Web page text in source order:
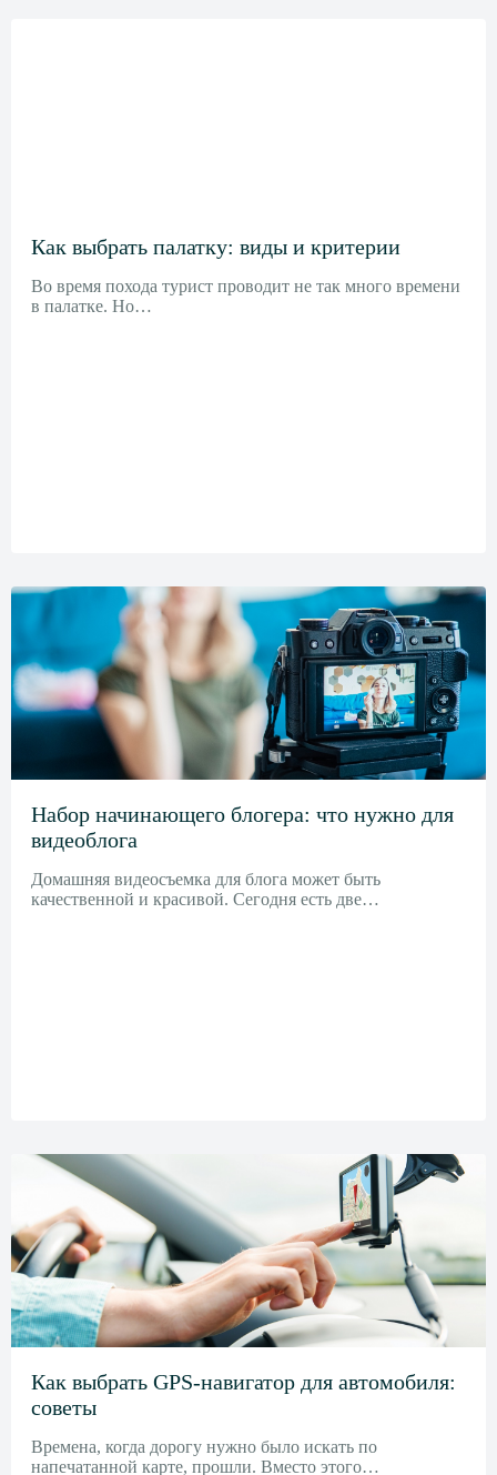
Как выбрать палатку: виды и критерии
Во время похода турист проводит не так много времени
в палатке. Но…
Набор начинающего блогера: что нужно для
видеоблога
Домашняя видеосъемка для блога может быть
качественной и красивой. Сегодня есть две…
Как выбрать GPS-навигатор для автомобиля:
советы
Времена, когда дорогу нужно было искать по
напечатанной карте, прошли. Вместо этого…